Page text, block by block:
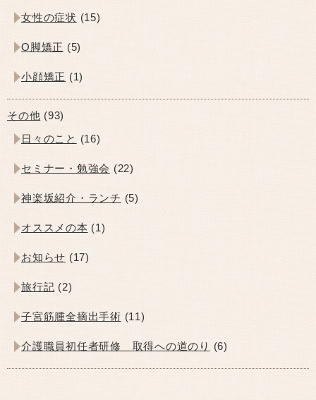
女性の症状 (15)
O脚矯正 (5)
小顔矯正 (1)
その他 (93)
日々のこと (16)
セミナー・勉強会 (22)
神楽坂紹介・ランチ (5)
オススメの本 (1)
お知らせ (17)
旅行記 (2)
子宮筋腫全摘出手術 (11)
介護職員初任者研修 取得への道のり (6)